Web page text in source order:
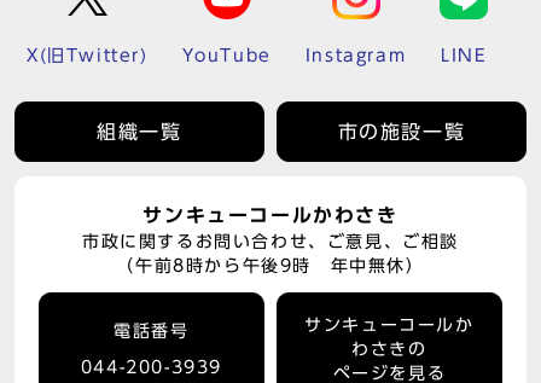
X(旧Twitter) YouTube Instagram LINE
組織一覧 市の施設一覧
サンキューコールかわさき
市政に関するお問い合わせ、ご意見、ご相談
（午前8時から午後9時 年中無休）
電話番号
044-200-3939
サンキューコールか
わさきの
ページを見る